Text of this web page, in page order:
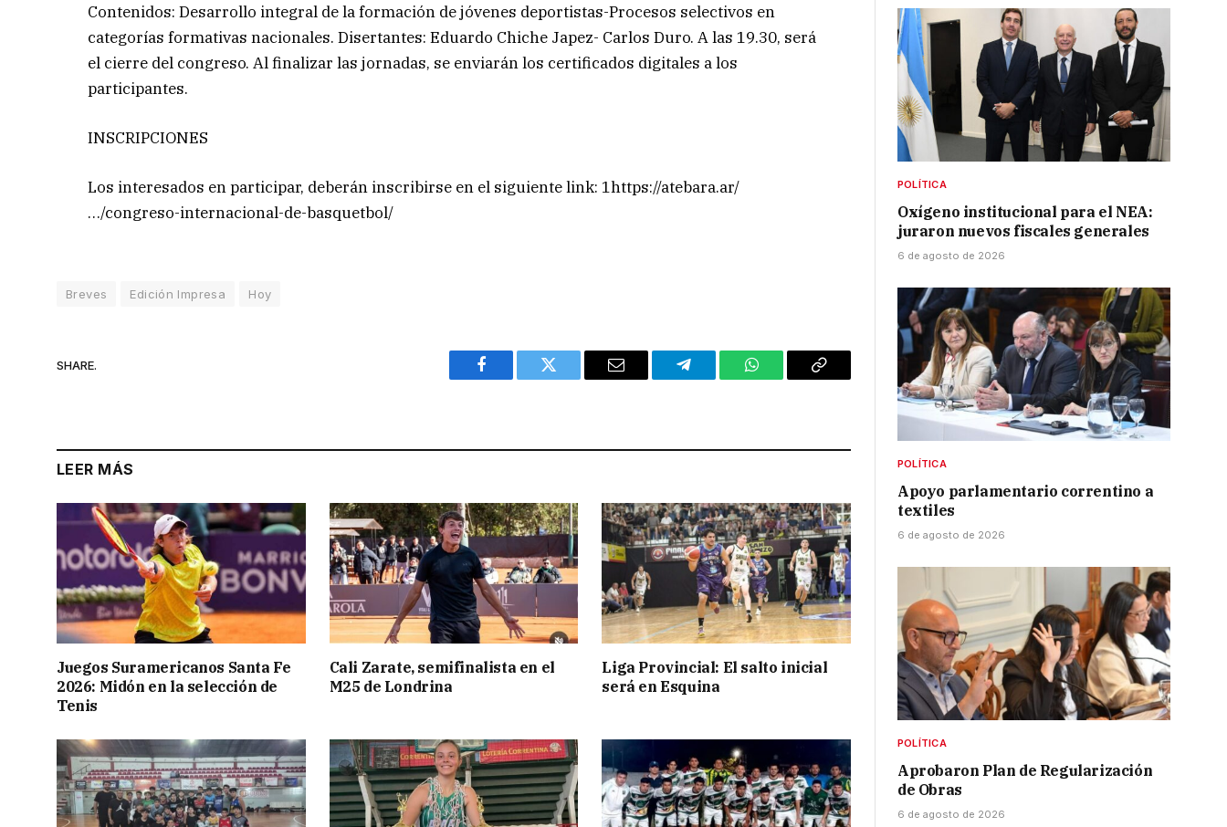
Contenidos: Desarrollo integral de la formación de jóvenes deportistas-Procesos selectivos en
categorías formativas nacionales. Disertantes: Eduardo Chiche Japez- Carlos Duro. A las 19.30, será
el cierre del congreso. Al finalizar las jornadas, se enviarán los certificados digitales a los
participantes.
INSCRIPCIONES
Los interesados en participar, deberán inscribirse en el siguiente link: 1https://atebara.ar/
…/congreso-internacional-de-basquetbol/
Breves Edición Impresa Hoy
SHARE.
Facebook Twitter Email Telegram WhatsAppCopy
LEER MÁS
Juegos Suramericanos Santa Fe
2026: Midón en la selección de
Tenis
Cali Zarate, semifinalista en el
M25 de Londrina
Liga Provincial: El salto inicial
será en Esquina
POLÍTICA
Oxígeno institucional para el NEA:
juraron nuevos fiscales generales
6 de agosto de 2026
POLÍTICA
Apoyo parlamentario correntino a
textiles
6 de agosto de 2026
POLÍTICA
Aprobaron Plan de Regularización
de Obras
6 de agosto de 2026